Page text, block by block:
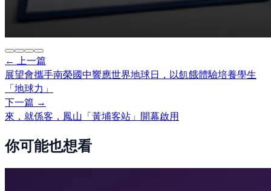
← 上一篇
展望會攜手南榮國中響應世界地球日，以飢餓體驗培養學生
「地球力」
下一篇 →
來，就係客，鳳山「黃埔客站」開幕啟用
你可能也想看